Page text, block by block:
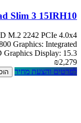
Slim 3 15IRH10
M.2 2242 PCIe 4.0x4
Graphics: Integrated
Graphics Display: 15.3
₪2,279
לפרטים והצעת מחיר